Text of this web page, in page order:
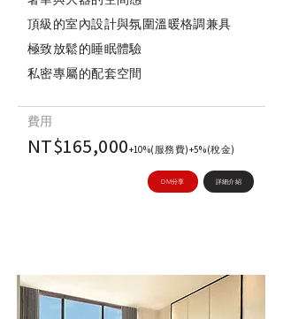
NT$165,000+10%(服務費)+5%(稅金)
頂級的室內設計與氛圍溫暖格調兼具
極致放鬆的睡眠體驗
私密專屬的配套空間
費用
DM分享 詳細介紹